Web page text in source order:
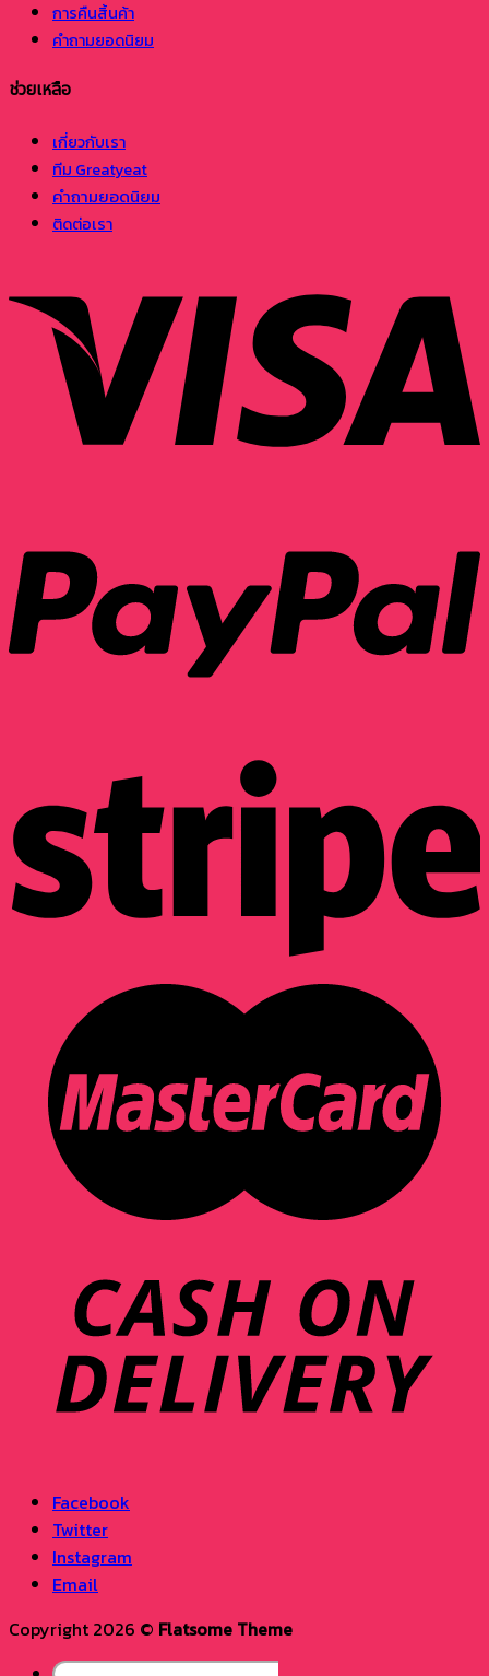
การคืนสิ้นค้า
คำถามยอดนิยม
ช่วยเหลือ
เกี่ยวกับเรา
ทีม Greatyeat
คำถามยอดนิยม
ติดต่อเรา
Facebook
Twitter
Instagram
Email
Copyright 2026 © Flatsome Theme